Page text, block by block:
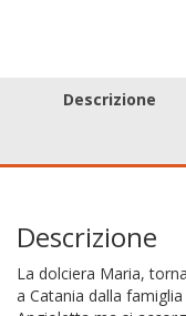
Descrizione
Descrizione
La dolciera Maria,
a Catania dalla famiglia